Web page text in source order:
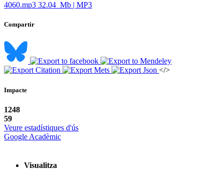
4060.mp3 32.04 Mb | MP3
Compartir
</>
Impacte
1248
59
Veure estadístiques d'ús
Google Acadèmic
Visualitza